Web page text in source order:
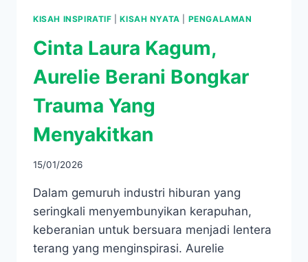
KISAH INSPIRATIF |KISAH NYATA PENGALAMAN
Cinta Laura Kagum,
Aurelie Berani Bongkar
Trauma Yang
Menyakitkan
15/01/2026
Dalam gemuruh industri hiburan yang
seringkali menyembunyikan kerapuhan,
keberanian untuk bersuara menjadi lentera
terang yang menginspirasi. Aurelie